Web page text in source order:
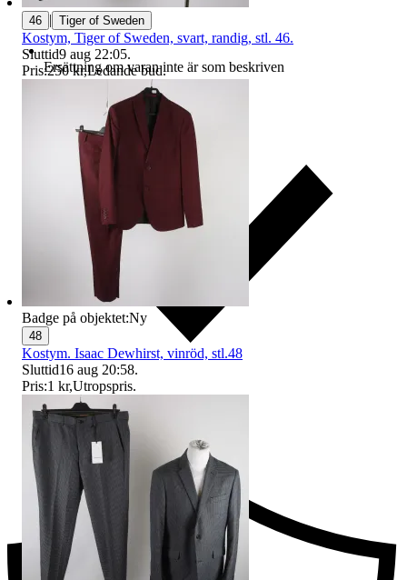
Ersättning om varan inte är som beskriven
Ersättning om du inte får din vara
46 | Tiger of Sweden
Kostym, Tiger of Sweden, svart, randig, stl. 46.
Sluttid9 aug 22:05.
Pris:250 kr,Ledande bud.
Badge på objektet:Ny
48
Kostym. Isaac Dewhirst, vinröd, stl.48
Sluttid16 aug 20:58.
Pris:1 kr,Utropspris.